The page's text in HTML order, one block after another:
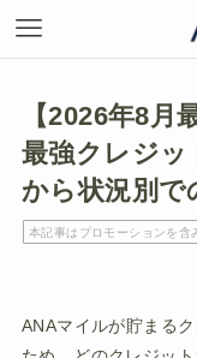
【2026年8
最強クレジッ
から状況別
本記事はプロモーションを含
ANAマイルが貯まる